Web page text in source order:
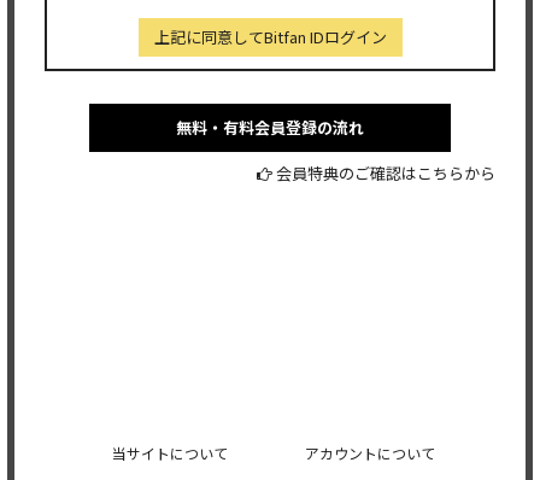
上記に同意してBitfan IDログイン
無料・有料会員登録の流れ
会員特典のご確認はこちらから
当サイトについて アカウントについて